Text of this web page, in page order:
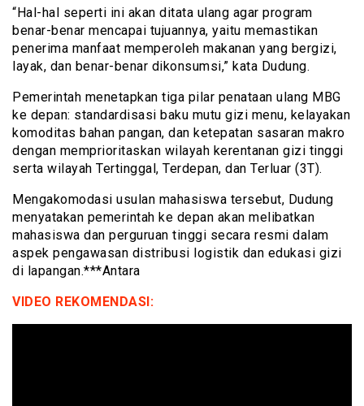
“Hal-hal seperti ini akan ditata ulang agar program
benar-benar mencapai tujuannya, yaitu memastikan
penerima manfaat memperoleh makanan yang bergizi,
layak, dan benar-benar dikonsumsi,” kata Dudung.
Pemerintah menetapkan tiga pilar penataan ulang MBG
ke depan: standardisasi baku mutu gizi menu, kelayakan
komoditas bahan pangan, dan ketepatan sasaran makro
dengan memprioritaskan wilayah kerentanan gizi tinggi
serta wilayah Tertinggal, Terdepan, dan Terluar (3T).
Mengakomodasi usulan mahasiswa tersebut, Dudung
menyatakan pemerintah ke depan akan melibatkan
mahasiswa dan perguruan tinggi secara resmi dalam
aspek pengawasan distribusi logistik dan edukasi gizi
di lapangan.***Antara
VIDEO REKOMENDASI: